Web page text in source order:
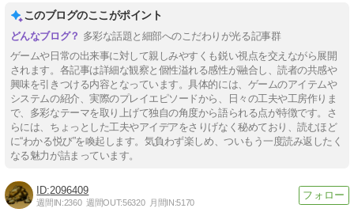
このブログのここがポイント
多彩な話題と細部へのこだわりが光る記事群
ゲームや日常の出来事に対して親しみやすくも鋭い視点を交えながら展開
されます。各記事は詳細な観察と個性溢れる感性が融合し、読者の共感や
興味を引きつける内容となっています。具体的には、ゲームのアイテムや
システムの紹介、実際のプレイエピソードから、日々の工夫や工房作りま
で、多彩なテーマを取り上げて独自の角度から語られる点が特徴です。さ
らには、ちょっとした工夫やアイデアをさりげなく秘めており、読むほど
に“わかる悦び”を喚起します。気負わず楽しめ、ついもう一度読み返したく
なる魅力が詰まっています。
2096409
週間IN:2360 週間OUT:56320 月間IN:5170